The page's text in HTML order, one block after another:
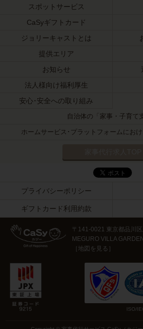
スポットサービス
CaSyギフトカード
ジョリーキャストとは
提供エリア
お知らせ
法人様向け福利厚生
安心･安全への取り組み
自治体の「家事・子育て
ホームサービス･プラットフォームにお
プライバシーポリシー
ギフトカード利用約款
〒141-0021 東京都品川
MEGURO VILLA
［地図を見る ］
ISO/